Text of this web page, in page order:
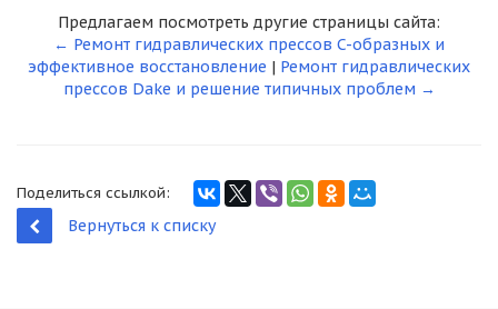
Предлагаем посмотреть другие страницы сайта:
← Ремонт гидравлических прессов C-образных и
эффективное восстановление | Ремонт гидравлических
прессов Dake и решение типичных проблем →
Поделиться ссылкой:
Вернуться к списку